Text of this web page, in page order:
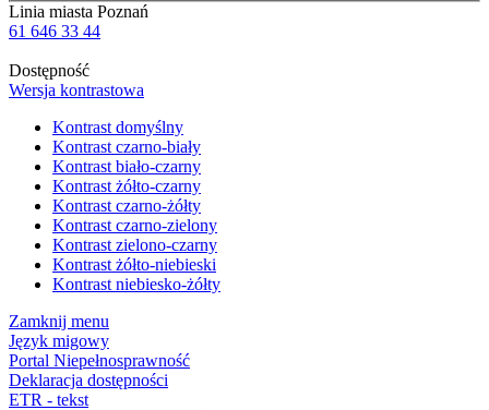
Linia miasta Poznań
61 646 33 44
Dostępność
Wersja kontrastowa
Kontrast domyślny
Kontrast czarno-biały
Kontrast biało-czarny
Kontrast żółto-czarny
Kontrast czarno-żółty
Kontrast czarno-zielony
Kontrast zielono-czarny
Kontrast żółto-niebieski
Kontrast niebiesko-żółty
Zamknij menu
Język migowy
Portal Niepełnosprawność
Deklaracja dostępności
ETR - tekst